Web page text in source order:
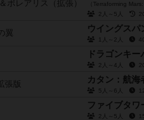
（Terraforming
2人～5人
ウイングスパ
1人～2人
ドラゴンキー
2人～4人
カタン：航海
5人～6人
ファイブタワ
2人～5人